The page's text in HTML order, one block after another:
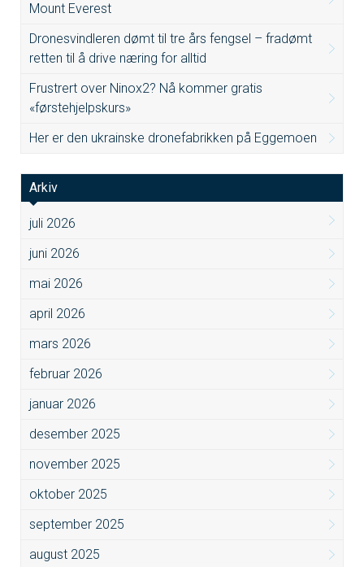
Mount Everest
Dronesvindleren dømt til tre års fengsel – fradømt
retten til å drive næring for alltid
Frustrert over Ninox2? Nå kommer gratis
«førstehjelpskurs»
Her er den ukrainske dronefabrikken på Eggemoen
Arkiv
juli 2026
juni 2026
mai 2026
april 2026
mars 2026
februar 2026
januar 2026
desember 2025
november 2025
oktober 2025
september 2025
august 2025